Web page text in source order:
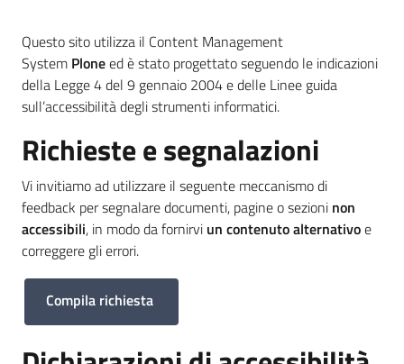
Faq
kit
informativi
Questo sito utilizza il Content Management
System Ploneed è stato progettato seguendo le indicazioni
della Legge 4 del 9 gennaio 2004 e delle Linee guida
sull’accessibilità degli strumenti informatici.
Richieste e segnalazioni
Vi invitiamo ad utilizzare il seguente meccanismo di
feedback per segnalare documenti, pagine o sezioni non
accessibili, in modo da fornirvi un contenuto alternativoe
correggere gli errori.
Compila richiesta